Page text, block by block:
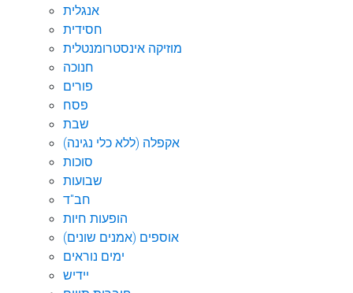
אנגלית
חסידית
מוזיקה אינסטרומנטלית
חנוכה
פורים
פסח
שבת
אקפלה (ללא כלי נגינה)
סוכות
שבועות
חב"ד
הופעות חיות
אוספים (אמנים שונים)
ימים נוראים
יידיש